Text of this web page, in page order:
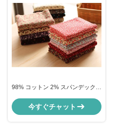
98% コットン 2% スパンデックス
ローイ 織物
今すぐチャット